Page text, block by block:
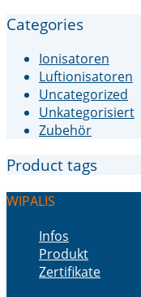
Categories
Ionisatoren
Luftionisatoren
Uncategorized
Unkategorisiert
Zubehör
Product tags
WIPALIS
Infos
Produkt
Zertifikate